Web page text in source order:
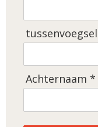
tussenvoegsel
Achternaam *